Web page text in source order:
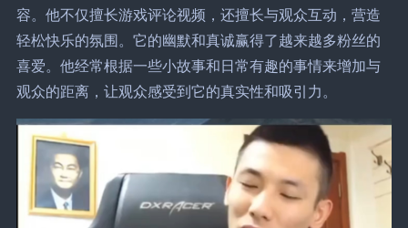
容。他不仅擅长游戏评论视频，还擅长与观众互动，营造
轻松快乐的氛围。它的幽默和真诚赢得了越来越多粉丝的
喜爱。他经常根据一些小故事和日常有趣的事情来增加与
观众的距离，让观众感受到它的真实性和吸引力。